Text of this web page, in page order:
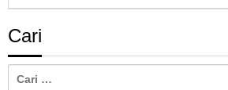
Cari